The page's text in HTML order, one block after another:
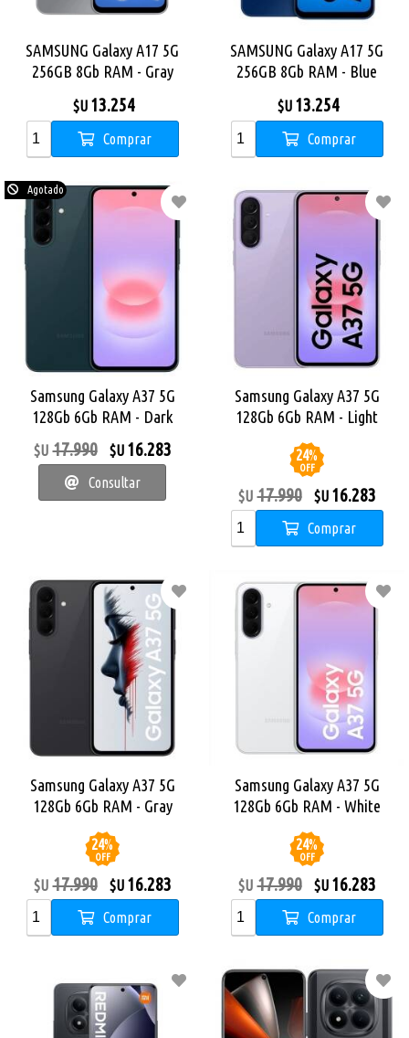
SAMSUNG Galaxy A17 5G
256GB 8Gb RAM - Gray
$U 13.254
Comprar
SAMSUNG Galaxy A17 5G
256GB 8Gb RAM - Blue
$U 13.254
Comprar
Agotado
Samsung Galaxy A37 5G
128Gb 6Gb RAM - Dark
Green
$U 17.990 $U 16.283
Consultar
Samsung Galaxy A37 5G
128Gb 6Gb RAM - Light
Violet
24%
OFF
$U 17.990 $U 16.283
Comprar
Samsung Galaxy A37 5G
128Gb 6Gb RAM - Gray
24%
OFF
$U 17.990 $U 16.283
Comprar
Samsung Galaxy A37 5G
128Gb 6Gb RAM - White
24%
OFF
$U 17.990 $U 16.283
Comprar